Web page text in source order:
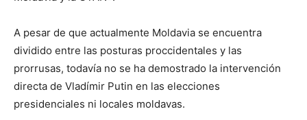
A pesar de que actualmente Moldavia se encuentra
dividido entre las posturas proccidentales y las
prorrusas, todavía no se ha demostrado la intervención
directa de Vladímir Putin en las elecciones
presidenciales ni locales moldavas.